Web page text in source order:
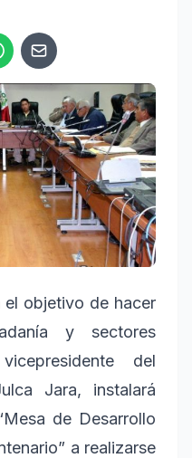
el objetivo de hacer
y sectores
del
Jara, instalará
de Desarrollo
a realizarse